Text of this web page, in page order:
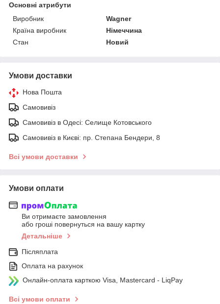
Основні атрибути
Виробник
Wagner
Країна виробник
Німеччина
Стан
Новий
Умови доставки
Нова Пошта
Самовивіз
Самовивіз в Одесі: Селище Котовського
Самовивіз в Києві: пр. Степана Бендери, 8
Всі умови доставки
Умови оплати
Ви отримаєте замовлення
або гроші повернуться на вашу картку
Детальніше
Післяплата
Оплата на рахунок
Онлайн-оплата карткою Visa, Mastercard - LiqPay
Всі умови оплати